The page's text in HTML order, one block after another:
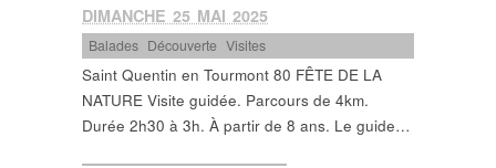
DIMANCHE 25 MAI 2025
Balades Découverte ,Visites
Saint Quentin en Tourmont 80 FÊTE DE LA
NATURE Visite guidée. Parcours de 4km.
Durée 2h30 à 3h. À partir de 8 ans. Le guide…